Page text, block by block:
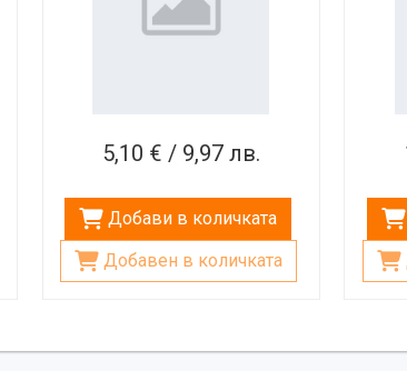
5,10 € / 9,97 лв.
Добави в количката
Добавен в количката